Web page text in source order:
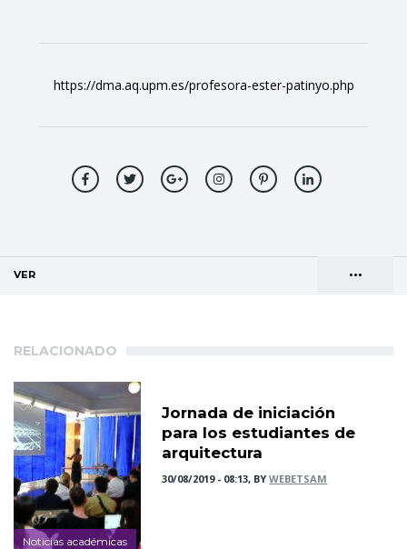
https://dma.aq.upm.es/profesora-ester-patinyo.php
•••
VER
RELACIONADO
Noticias académicas
Jornada de iniciación
para los estudiantes de
arquitectura
30/08/2019 - 08:13, BYWEBETSAM